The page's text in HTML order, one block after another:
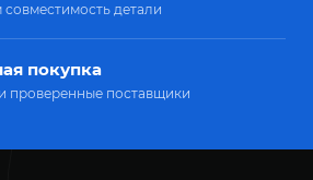
детали
покупка
проверенные поставщики